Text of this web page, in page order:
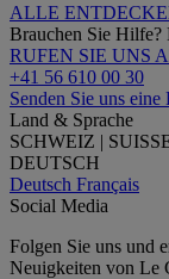
ALLE
Brauchen Sie Hilfe?
RUFEN SIE UNS
+41 56 610 00 30
Senden Sie uns eine
Land & Sprache
SCHWEIZ |
DEUTSCH
Deutsch Français
Social Media
Folgen Sie uns und
Neuigkeiten von Le